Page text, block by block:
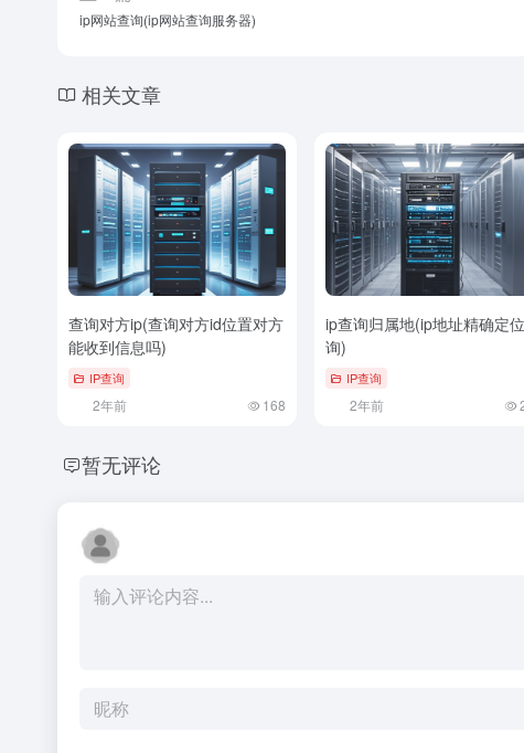
ip网站查询(ip网站查询服务器)
相关文章
查询对方ip(查询对方id位置对方
能收到信息吗)
IP查询
2年前 168
ip查询归属地(ip地址精确定
询)
IP查询
2年前
暂无评论